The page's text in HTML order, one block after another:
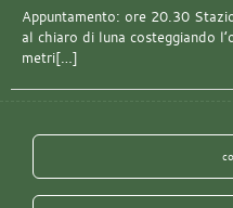
Appuntamento: ore 20.30
al chiaro di luna costeggiando
metri[…]